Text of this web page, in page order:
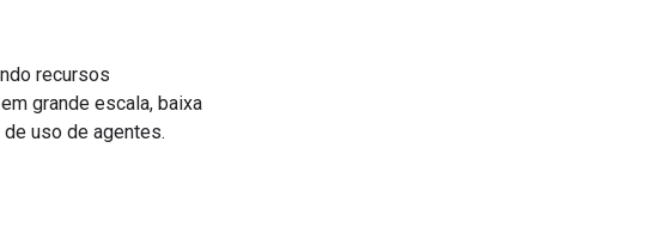
recursos
grande escala, baixa
uso de agentes.